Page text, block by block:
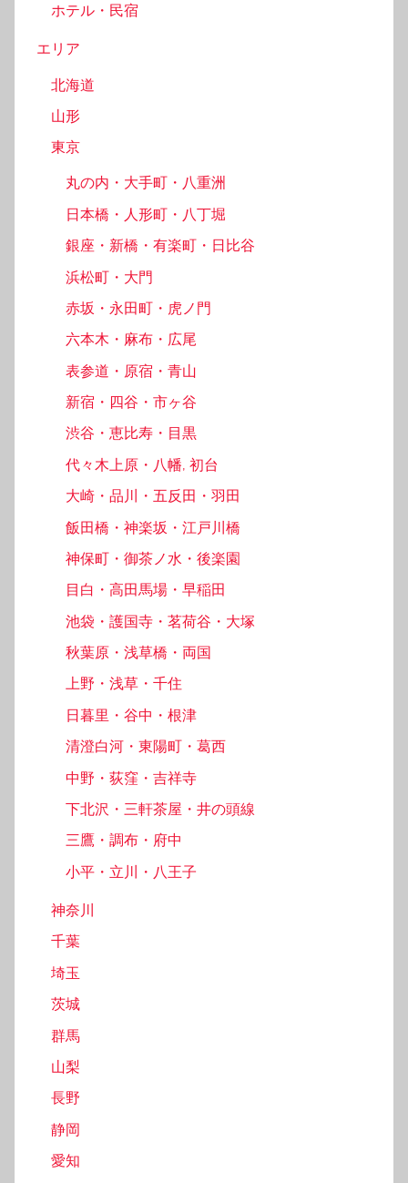
ホテル・民宿
エリア
北海道
山形
東京
丸の内・大手町・八重洲
日本橋・人形町・八丁堀
銀座・新橋・有楽町・日比谷
浜松町・大門
赤坂・永田町・虎ノ門
六本木・麻布・広尾
表参道・原宿・青山
新宿・四谷・市ヶ谷
渋谷・恵比寿・目黒
代々木上原・八幡, 初台
大崎・品川・五反田・羽田
飯田橋・神楽坂・江戸川橋
神保町・御茶ノ水・後楽園
目白・高田馬場・早稲田
池袋・護国寺・茗荷谷・大塚
秋葉原・浅草橋・両国
上野・浅草・千住
日暮里・谷中・根津
清澄白河・東陽町・葛西
中野・荻窪・吉祥寺
下北沢・三軒茶屋・井の頭線
三鷹・調布・府中
小平・立川・八王子
神奈川
千葉
埼玉
茨城
群馬
山梨
長野
静岡
愛知